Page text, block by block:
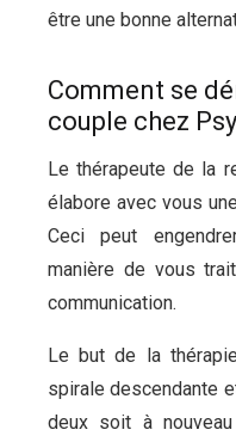
être une bonne
Comment se
couple chez
Le thérapeute de la
élabore avec vous
Ceci peut
manière de vous
communication.
Le but de la
spirale descendante
deux soit à